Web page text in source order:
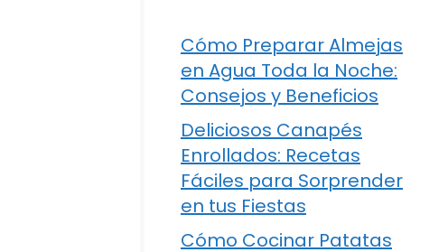
Cómo Preparar Almejas
en Agua Toda la Noche:
Consejos y Beneficios
Deliciosos Canapés
Enrollados: Recetas
Fáciles para Sorprender
en tus Fiestas
Cómo Cocinar Patatas